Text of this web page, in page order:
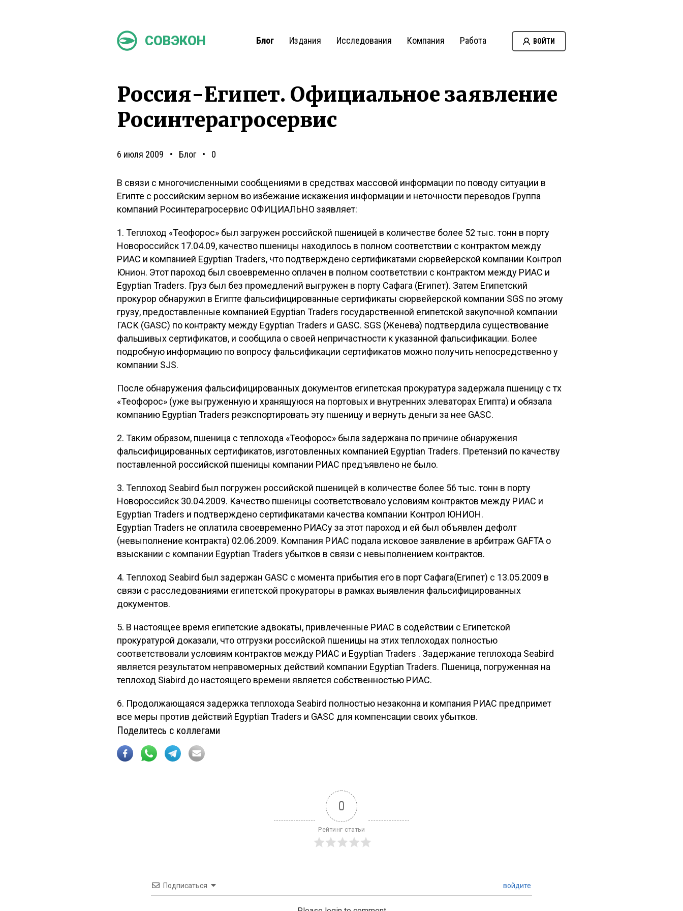
СОВЭКОН Блог Издания Исследования Компания Работа ВОЙТИ
Россия-Египет. Официальное заявление
Росинтерагросервис
6 июля 2009 Блог 0
В связи с многочисленными сообщениями в средствах массовой информации по поводу ситуации в
Египте с российским зерном во избежание искажения информации и неточности переводов Группа
компаний Росинтерагросервис ОФИЦИАЛЬНО заявляет:
1. Теплоход «Теофорос» был загружен российской пшеницей в количестве более 52 тыс. тонн в порту
Новороссийск 17.04.09, качество пшеницы находилось в полном соответствии с контрактом между
РИАС и компанией Egyptian Traders, что подтверждено сертификатами сюрвейерской компании Контрол
Юнион. Этот пароход был своевременно оплачен в полном соответствии с контрактом между РИАС и
Egyptian Traders. Груз был без промедлений выгружен в порту Сафага (Египет). Затем Египетский
прокурор обнаружил в Египте фальсифицированные сертификаты сюрвейерской компании SGS по этому
грузу, предоставленные компанией Egyptian Traders государственной египетской закупочной компании
ГАСК (GASC) по контракту между Egyptian Traders и GASC. SGS (Женева) подтвердила существование
фальшивых сертификатов, и сообщила о своей непричастности к указанной фальсификации. Более
подробную информацию по вопросу фальсификации сертификатов можно получить непосредственно у
компании SJS.
После обнаружения фальсифицированных документов египетская прокуратура задержала пшеницу с тх
«Теофорос» (уже выгруженную и хранящуюся на портовых и внутренних элеваторах Египта) и обязала
компанию Egyptian Traders реэкспортировать эту пшеницу и вернуть деньги за нее GASC.
2. Таким образом, пшеница с теплохода «Теофорос» была задержана по причине обнаружения
фальсифицированных сертификатов, изготовленных компанией Egyptian Traders. Претензий по качеству
поставленной российской пшеницы компании РИАС предъявлено не было.
3. Теплоход Seabird был погружен российской пшеницей в количестве более 56 тыс. тонн в порту
Новороссийск 30.04.2009. Качество пшеницы соответствовало условиям контрактов между РИАС и
Egyptian Traders и подтверждено сертификатами качества компании Контрол ЮНИОН.
Egyptian Traders не оплатила своевременно РИАСу за этот пароход и ей был объявлен дефолт
(невыполнение контракта) 02.06.2009. Компания РИАС подала исковое заявление в арбитраж GAFTA о
взыскании с компании Egyptian Traders убытков в связи с невыполнением контрактов.
4. Теплоход Seabird был задержан GASC с момента прибытия его в порт Сафага(Египет) с 13.05.2009 в
связи с расследованиями египетской прокураторы в рамках выявления фальсифицированных
документов.
5. В настоящее время египетские адвокаты, привлеченные РИАС в содействии с Египетской
прокуратурой доказали, что отгрузки российской пшеницы на этих теплоходах полностью
соответствовали условиям контрактов между РИАС и Egyptian Traders . Задержание теплохода Seabird
является результатом неправомерных действий компании Egyptian Traders. Пшеница, погруженная на
теплоход Siabird до настоящего времени является собственностью РИАС.
6. Продолжающаяся задержка теплохода Seabird полностью незаконна и компания РИАС предпримет
все меры против действий Egyptian Traders и GASC для компенсации своих убытков.
Поделитесь с коллегами
0
Рейтинг статьи
Подписаться войдите